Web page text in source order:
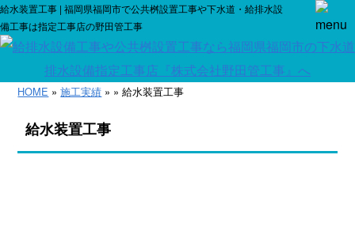
給水装置工事 | 福岡県福岡市で公共桝設置工事や下水道・給排水設
備工事は指定工事店の野田管工事
HOME »施工実績 » » 給水装置工事
給水装置工事